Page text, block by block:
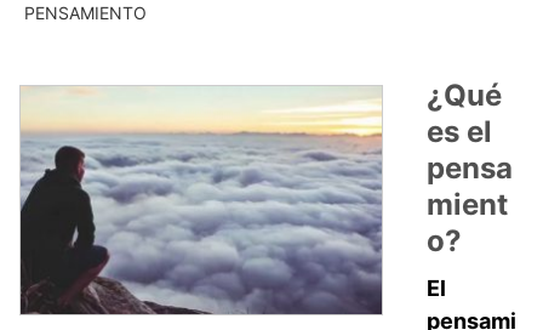
PENSAMIENTO
¿Qué
es el
pensa
mient
o?
El
pensami